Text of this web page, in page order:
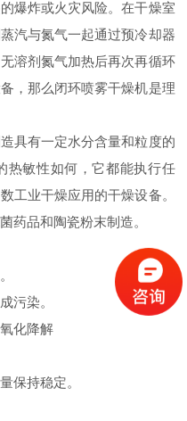
爆炸或火灾风险。在干燥室
汽与氮气一起通过预冷却器
溶剂氮气加热后再次再循环
，那么闭环喷雾干燥机是理
具有一定水分含量和粒度的
热敏性如何，它都能执行任
工业干燥应用的干燥设备。
药品和陶瓷粉末制造。
污染。
化降解
保持稳定。